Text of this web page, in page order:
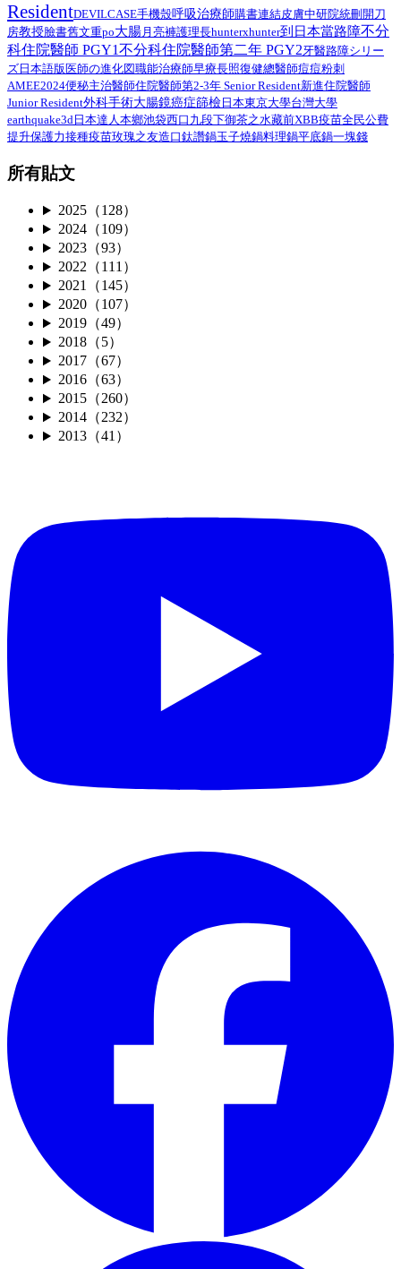
ResidentDEVILCASE手機殼呼吸治療師購書連結皮膚中研院統刪 開刀
房教授臉書舊文重po大腸 月亮褲護理長hunterxhunter到日本當路障不分
科住院醫師 PGY1不分科住院醫師第二年 PGY2牙醫路障シリー
ズ日本語版医師の進化図職能治療師早療長照復健總醫師痘痘粉刺
AMEE2024便秘主治醫師住院醫師第2-3年 Senior Resident新進住院醫師
Junior Resident外科手術大腸鏡癌症篩檢 日本東京大學台灣大學
earthquake3d 日本達人本鄉池袋西口 九段下御茶之水藏前XBB疫苗全民公費
提升保護力接種疫苗玫瑰之友造口鈦讚鍋玉子燒鍋料理鍋平底鍋一塊錢
所有貼文
2025（128）
2024（109）
2023（93）
2022（111）
2021（145）
2020（107）
2019（49）
2018（5）
2017（67）
2016（63）
2015（260）
2014（232）
2013（41）